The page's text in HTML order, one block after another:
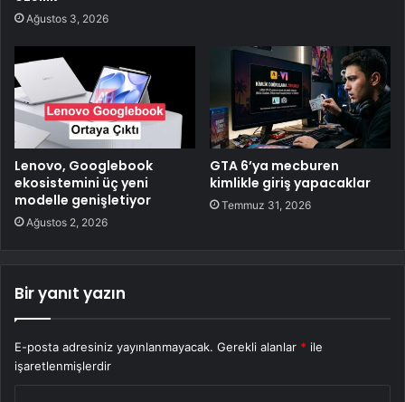
Ağustos 3, 2026
Lenovo, Googlebook
ekosistemini üç yeni
modelle genişletiyor
Ağustos 2, 2026
GTA 6’ya mecburen
kimlikle giriş yapacaklar
Temmuz 31, 2026
Bir yanıt yazın
E-posta adresiniz yayınlanmayacak. Gerekli alanlar * ile
işaretlenmişlerdir